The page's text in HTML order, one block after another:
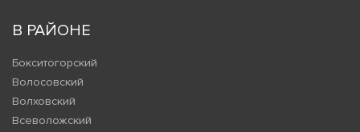
В РАЙОНЕ
Бокситогорский
Волосовский
Волховский
Всеволожский